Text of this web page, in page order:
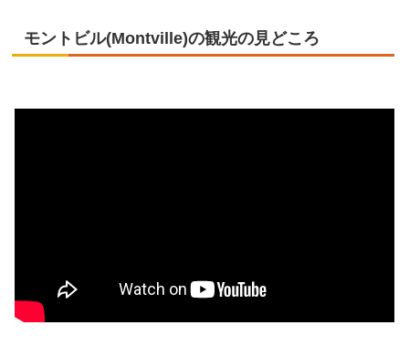
モントビル(Montville)の観光の見どころ